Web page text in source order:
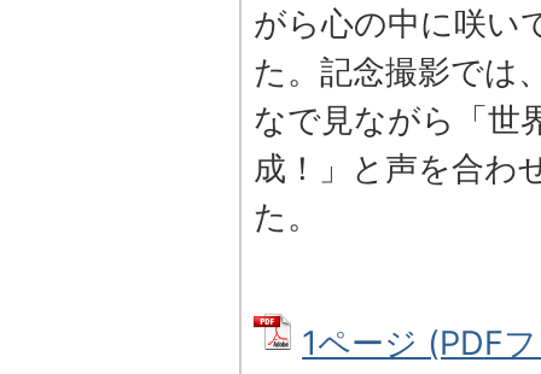
がら心の中に咲い
た。記念撮影では
なで見ながら「世
成！」と声を合わ
た。
1ページ (PDF